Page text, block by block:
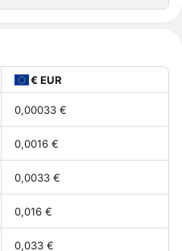
€ EUR
0,00033 €
0,0016 €
0,0033 €
0,016 €
0,033 €